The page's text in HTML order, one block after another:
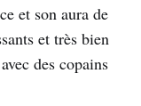
et son aura de
et très bien
des copains